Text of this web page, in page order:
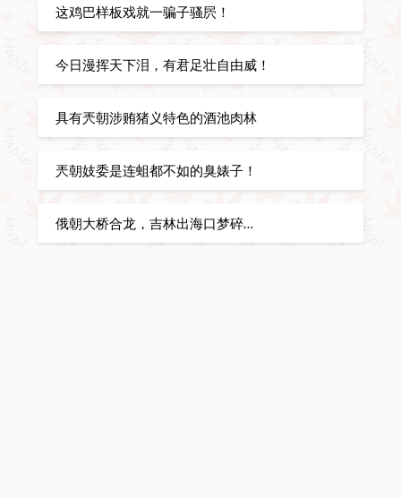
这鸡巴样板戏就一骗子骚屄！
今日漫挥天下泪，有君足壮自由威！
具有兲朝涉贿猪义特色的酒池肉林
兲朝妓委是连蛆都不如的臭婊子！
俄朝大桥合龙，吉林出海口梦碎…